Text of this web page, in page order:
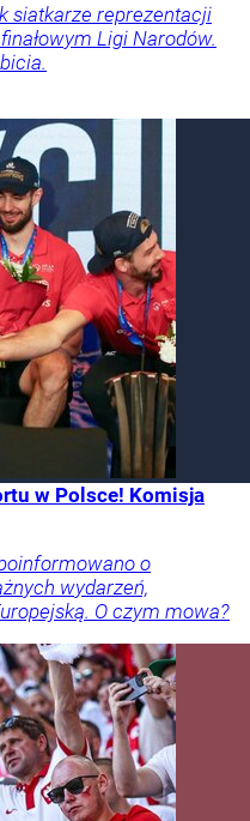
siatkarze reprezentacji
Ligi Narodów.
w Polsce! Komisja
o
wydarzeń,
O czym mowa?